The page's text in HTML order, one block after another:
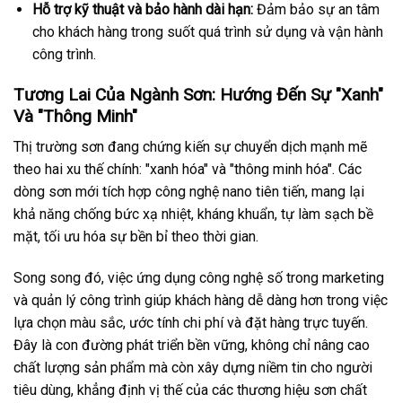
Hỗ trợ kỹ thuật và bảo hành dài hạn:Đảm bảo sự an tâm
cho khách hàng trong suốt quá trình sử dụng và vận hành
công trình.
Tương Lai Của Ngành Sơn: Hướng Đến Sự "Xanh"
Và "Thông Minh"
Thị trường sơn đang chứng kiến sự chuyển dịch mạnh mẽ
theo hai xu thế chính: "xanh hóa" và "thông minh hóa". Các
dòng sơn mới tích hợp công nghệ nano tiên tiến, mang lại
khả năng chống bức xạ nhiệt, kháng khuẩn, tự làm sạch bề
mặt, tối ưu hóa sự bền bỉ theo thời gian.
Song song đó, việc ứng dụng công nghệ số trong marketing
và quản lý công trình giúp khách hàng dễ dàng hơn trong việc
lựa chọn màu sắc, ước tính chi phí và đặt hàng trực tuyến.
Đây là con đường phát triển bền vững, không chỉ nâng cao
chất lượng sản phẩm mà còn xây dựng niềm tin cho người
tiêu dùng, khẳng định vị thế của các thương hiệu sơn chất